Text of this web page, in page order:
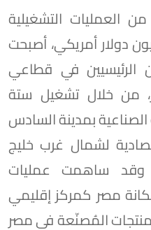
العمليات التشغيلية
تجاوزت 632 مليون دولار أمريكي، أصبحت
الرئيسيين في قطاعي
من خلال تشغيل ستة
بمدينة السادس
لشمال غرب خليج
وقد ساهمت عمليات
مصر كمركز إقليمي
المُصنّعة في مصر